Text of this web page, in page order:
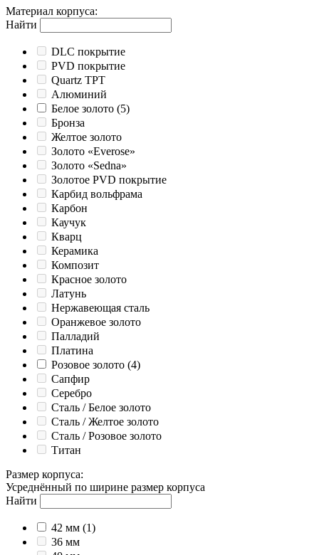
Материал корпуса:
Найти
DLC покрытие
PVD покрытие
Quartz TPT
Алюминий
Белое золото (5)
Бронза
Желтое золото
Золото «Everose»
Золото «Sedna»
Золотое PVD покрытие
Карбид вольфрама
Карбон
Каучук
Кварц
Керамика
Композит
Красное золото
Латунь
Нержавеющая сталь
Оранжевое золото
Палладий
Платина
Розовое золото (4)
Сапфир
Серебро
Сталь / Белое золото
Сталь / Желтое золото
Сталь / Розовое золото
Титан
Размер корпуса:
Усреднённый по ширине размер корпуса
Найти
42 мм (1)
36 мм